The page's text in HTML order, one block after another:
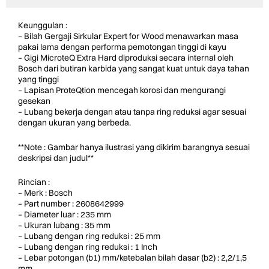
Keunggulan :
– Bilah Gergaji Sirkular Expert for Wood menawarkan masa
pakai lama dengan performa pemotongan tinggi di kayu
– Gigi MicroteQ Extra Hard diproduksi secara internal oleh
Bosch dari butiran karbida yang sangat kuat untuk daya tahan
yang tinggi
– Lapisan ProteQtion mencegah korosi dan mengurangi
gesekan
– Lubang bekerja dengan atau tanpa ring reduksi agar sesuai
dengan ukuran yang berbeda.
**Note : Gambar hanya ilustrasi yang dikirim barangnya sesuai
deskripsi dan judul**
Rincian :
– Merk : Bosch
– Part number : 2608642999
– Diameter luar : 235 mm
– Ukuran lubang : 35 mm
– Lubang dengan ring reduksi : 25 mm
– Lubang dengan ring reduksi : 1 Inch
– Lebar potongan (b1) mm/ketebalan bilah dasar (b2) : 2,2/1,5